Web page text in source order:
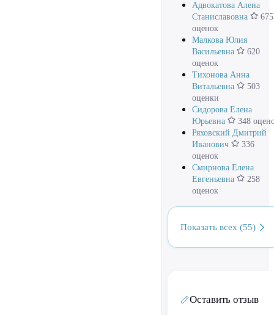
Адвокатова Алена
Станиславовна
675
оценок
Малкова Юлия
Васильевна
620
оценок
Тихонова Анна
Витальевна
503
оценки
Сидорова Елена
Юрьевна
348
Ряховский Дмитрий
Иванович
336
оценок
Смирнова Елена
Евгеньевна
258
оценок
Показать всех (55)
Оставить отзыв